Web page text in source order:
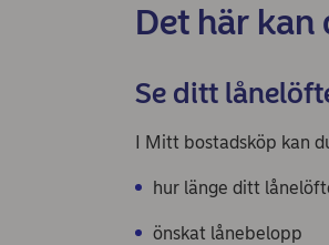
Det här
Se ditt
I Mitt bostadsköp kan
hur länge ditt
önskat lånebelopp